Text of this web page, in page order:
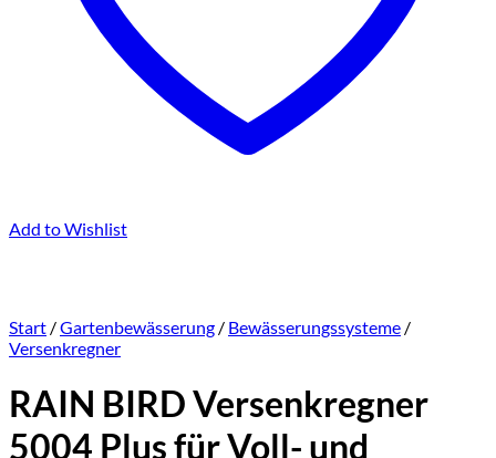
Add to Wishlist
Start /Gartenbewässerung / Bewässerungssysteme /
Versenkregner
RAIN BIRD Versenkregner
5004 Plus für Voll- und